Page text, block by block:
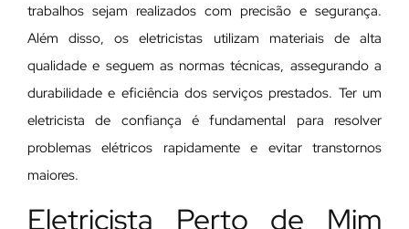
trabalhos sejam realizados com precisão e segurança.
Além disso, os eletricistas utilizam materiais de alta
qualidade e seguem as normas técnicas, assegurando a
durabilidade e eficiência dos serviços prestados. Ter um
eletricista de confiança é fundamental para resolver
problemas elétricos rapidamente e evitar transtornos
maiores.
Eletricista Perto de Mim